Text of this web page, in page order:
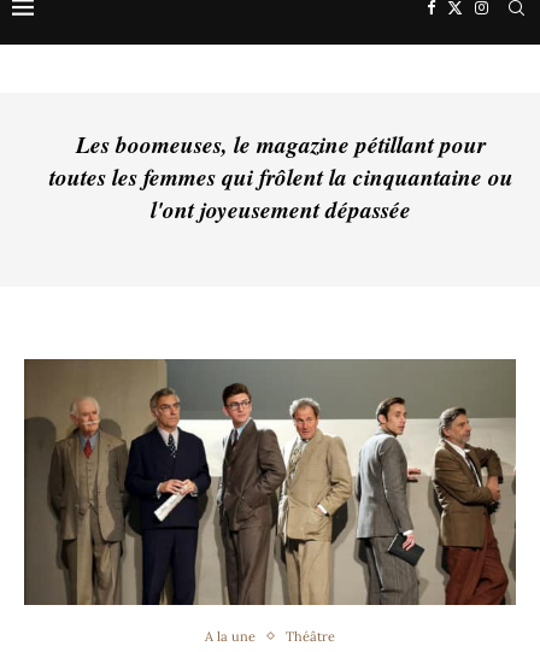
Les boomeuses, le magazine pétillant pour
toutes les femmes qui frôlent la cinquantaine ou
l'ont joyeusement dépassée
A la une Théâtre